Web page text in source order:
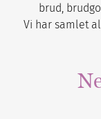
brud,
Vi har samlet